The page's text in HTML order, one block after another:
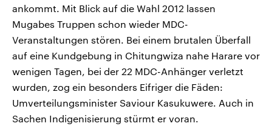
ankommt. Mit Blick auf die Wahl 2012 lassen
Mugabes Truppen schon wieder MDC-
Veranstaltungen stören. Bei einem brutalen Überfall
auf eine Kundgebung in Chitungwiza nahe Harare vor
wenigen Tagen, bei der 22 MDC-Anhänger verletzt
wurden, zog ein besonders Eifriger die Fäden:
Umverteilungsminister Saviour Kasukuwere. Auch in
Sachen Indigenisierung stürmt er voran.